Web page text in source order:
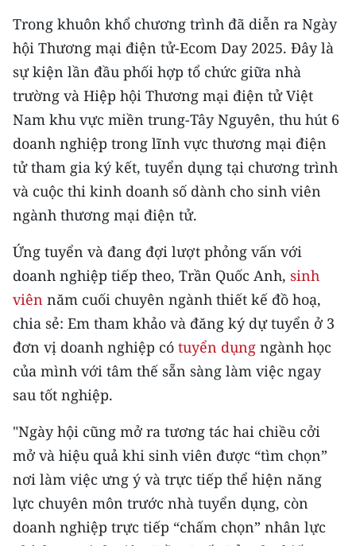
Media Y tế
Media Khoa học - Công nghệ
Media Môi trường
Ảnh
Infographic
TIN ĐỊA PHƯƠNG
Trung du và miền núi phía Bắc
Đồng bằng sông Hồng
Bắc Trung Bộ
Nguyên
Đông Nam Bộ
Đồng bằng sông Cửu Long
Chuyên trang Hà Nội
Trong khuôn khổ chương trình đã diễn ra Ngày
hội Thương mại điện tử-Ecom Day 2025. Đây là
sự kiện lần đầu phối hợp tổ chức giữa nhà
trường và Hiệp hội Thương mại điện tử Việt
Nam khu vực miền trung-Tây Nguyên, thu hút 6
doanh nghiệp trong lĩnh vực thương mại điện
tử tham gia ký kết, tuyển dụng tại chương trình
và cuộc thi kinh doanh số dành cho sinh viên
ngành thương mại điện tử.
Ứng tuyển và đang đợi lượt phỏng vấn với
doanh nghiệp tiếp theo, Trần Quốc Anh, sinh
viên năm cuối chuyên ngành thiết kế đồ hoạ,
chia sẻ: Em tham khảo và đăng ký dự tuyển ở 3
đơn vị doanh nghiệp có tuyển dụng ngành học
của mình với tâm thế sẵn sàng làm việc ngay
sau tốt nghiệp.
"Ngày hội cũng mở ra tương tác hai chiều cởi
mở và hiệu quả khi sinh viên được “tìm chọn”
nơi làm việc ưng ý và trực tiếp thể hiện năng
lực chuyên môn trước nhà tuyển dụng, còn
doanh nghiệp trực tiếp “chấm chọn” nhân lực